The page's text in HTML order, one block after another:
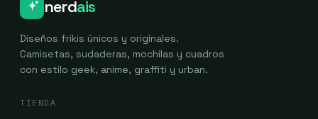
productonerdais
Diseños frikis únicos y originales.
Camisetas, sudaderas, mochilas y cuadros
con estilo geek, anime, graffiti y urban.
TIENDA